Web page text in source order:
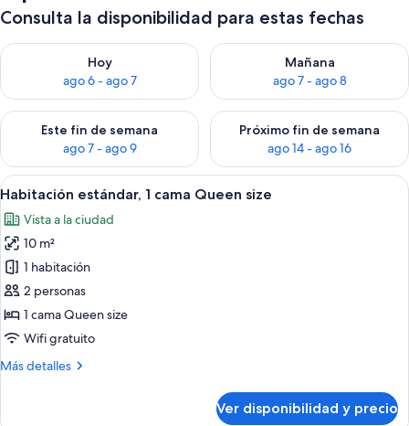
Consulta la disponibilidad para estas fechas
Hoy
ago 6 - ago 7
Consulta la disponibilidad para hoy ago 6 - ago 7
Mañana
ago 7 - ago 8
Consulta la disponibilidad
Este fin de semana
ago 7 - ago 9
Consulta la disponibilidad para este fin de semana ago 7 -
Próximo fin de semana
ago 14 - ago 16
Consulta la disponibilidad
Ver
todas
las
fotos
de
Habitación
estándar,
1
Queen
Una cama bien hecha con
6
Habitación estándar, 1 cama Queen size
Vista a la ciudad
10 m²
1 habitación
2 personas
1 cama Queen size
Wifi gratuito
Más detalles
Más
Ver disponibilidad y precio